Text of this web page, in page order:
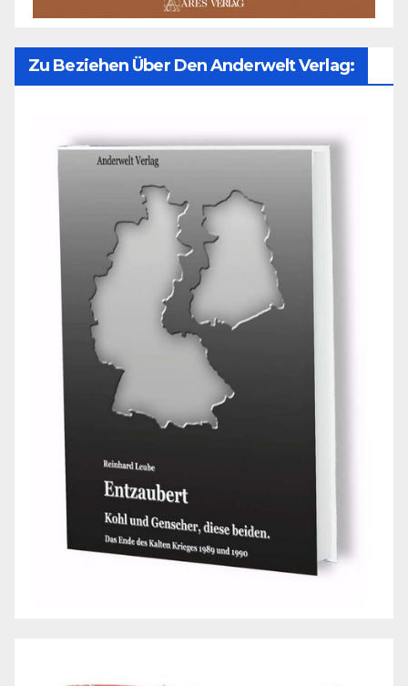
Zu Beziehen Über Den Anderwelt Verlag: